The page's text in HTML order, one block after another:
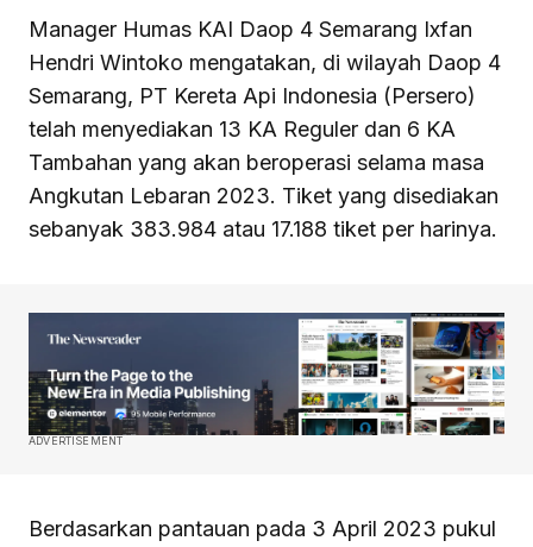
Manager Humas KAI Daop 4 Semarang Ixfan
Hendri Wintoko mengatakan, di wilayah Daop 4
Semarang, PT Kereta Api Indonesia (Persero)
telah menyediakan 13 KA Reguler dan 6 KA
Tambahan yang akan beroperasi selama masa
Angkutan Lebaran 2023. Tiket yang disediakan
sebanyak 383.984 atau 17.188 tiket per harinya.
ADVERTISEMENT
Berdasarkan pantauan pada 3 April 2023 pukul